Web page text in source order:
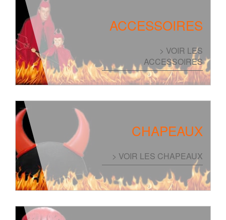
ACCESSOIRES
> VOIR LES
ACCESSOIRES
CHAPEAUX
> VOIR LES CHAPEAUX